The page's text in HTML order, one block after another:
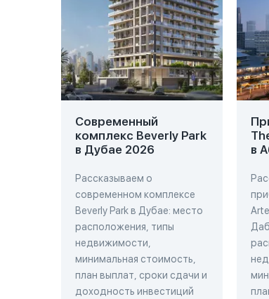
Современный
комплекс Beverly Park
в Дубае 2026
Рассказываем о
современном комплексе
Beverly Park в Дубае: место
расположения, типы
недвижимости,
минимальная стоимость,
план выплат, сроки сдачи и
доходность инвестиций
в